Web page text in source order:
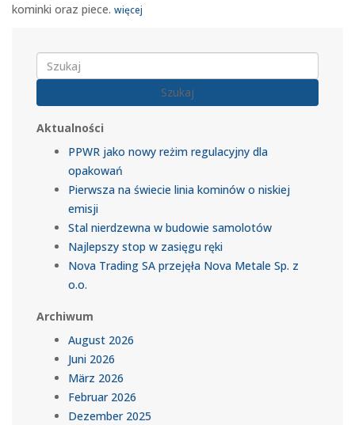
kominki oraz piece. więcej
Szukaj
Aktualności
PPWR jako nowy reżim regulacyjny dla
opakowań
Pierwsza na świecie linia kominów o niskiej
emisji
Stal nierdzewna w budowie samolotów
Najlepszy stop w zasięgu ręki
Nova Trading SA przejęła Nova Metale Sp. z
o.o.
Archiwum
August 2026
Juni 2026
März 2026
Februar 2026
Dezember 2025